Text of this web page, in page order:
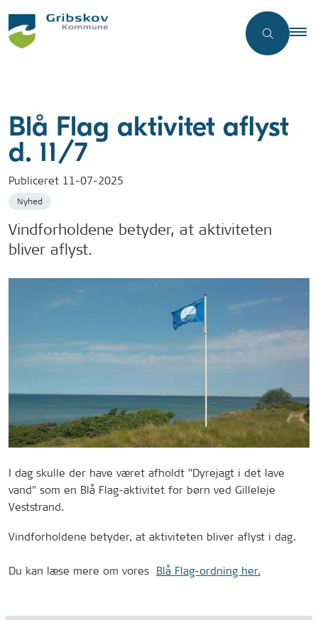
Blå Flag aktivitet aflyst
d. 11/7
Publiceret 11-07-2025
Nyhed
Vindforholdene betyder, at aktiviteten
bliver aflyst.
I dag skulle der have været afholdt "Dyrejagt i det lave
vand" som en Blå Flag-aktivitet for børn ved Gilleleje
Veststrand.
Vindforholdene betyder, at aktiviteten bliver aflyst i dag.
Du kan læse mere om vores Blå Flag-ordning her.